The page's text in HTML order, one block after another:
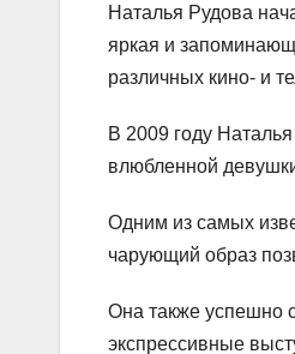
Наталья Рудова
яркая и
различных кино- и
В 2009 году
влюбленной
Одним из самых
чарующий образ
Она также успешно
экспрессивные